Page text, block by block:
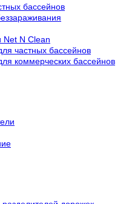
бассейнов
Net N Clean
частных бассейнов
коммерческих бассейнов